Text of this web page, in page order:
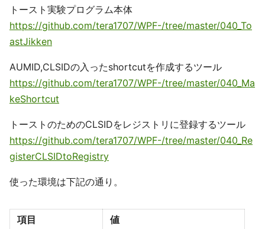
トースト実験プログラム本体
https://github.com/tera1707/WPF-/tree/master/040_To
astJikken
AUMID,CLSIDの入ったshortcutを作成するツール
https://github.com/tera1707/WPF-/tree/master/040_Ma
keShortcut
トーストのためのCLSIDをレジストリに登録するツール
https://github.com/tera1707/WPF-/tree/master/040_Re
gisterCLSIDtoRegistry
使った環境は下記の通り。
項目
値